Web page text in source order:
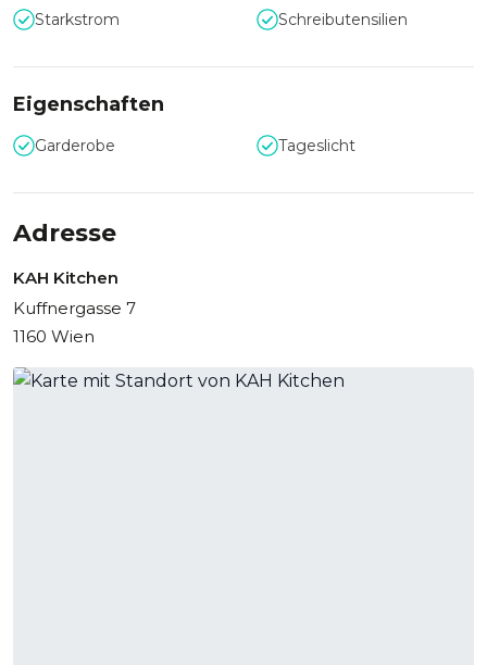
Starkstrom Schreibutensilien
Eigenschaften
Garderobe Tageslicht
Adresse
KAH Kitchen
Kuffnergasse 7
1160 Wien